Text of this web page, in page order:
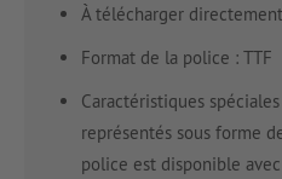
À télécharger
Format de la police : TTF
Caractéristiques
représentés sous forme
police est disponible